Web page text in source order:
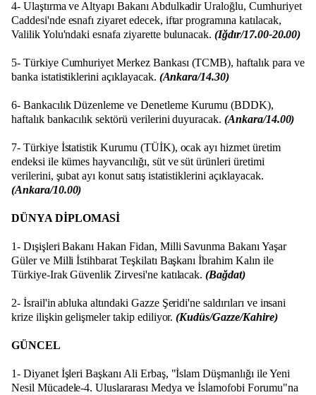
4- Ulaştırma ve Altyapı Bakanı Abdulkadir Uraloğlu, Cumhuriyet
Caddesi'nde esnafı ziyaret edecek, iftar programına katılacak,
Valilik Yolu'ndaki esnafa ziyarette bulunacak.(Iğdır/17.00-20.00)
5- Türkiye Cumhuriyet Merkez Bankası (TCMB), haftalık para ve
banka istatistiklerini açıklayacak. (Ankara/14.30)
6- Bankacılık Düzenleme ve Denetleme Kurumu (BDDK),
haftalık bankacılık sektörü verilerini duyuracak.(Ankara/14.00)
7- Türkiye İstatistik Kurumu (TÜİK), ocak ayı hizmet üretim
endeksi ile kümes hayvancılığı, süt ve süt ürünleri üretimi
verilerini, şubat ayı konut satış istatistiklerini açıklayacak.
(Ankara/10.00)
DÜNYA DİPLOMASİ
1- Dışişleri Bakanı Hakan Fidan, Milli Savunma Bakanı Yaşar
Güler ve Milli İstihbarat Teşkilatı Başkanı İbrahim Kalın ile
Türkiye-Irak Güvenlik Zirvesi'ne katılacak.(Bağdat)
2- İsrail'in abluka altındaki Gazze Şeridi'ne saldırıları ve insani
krize ilişkin gelişmeler takip ediliyor.(Kudüs/Gazze/Kahire)
GÜNCEL
1- Diyanet İşleri Başkanı Ali Erbaş, "İslam Düşmanlığı ile Yeni
Nesil Mücadele-4. Uluslararası Medya ve İslamofobi Forumu"na